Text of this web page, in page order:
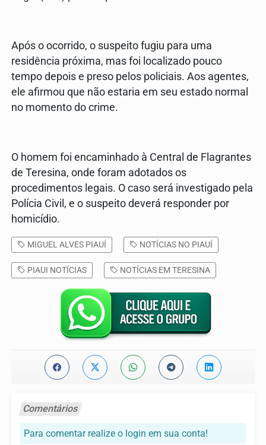
Após o ocorrido, o suspeito fugiu para uma
residência próxima, mas foi localizado pouco
tempo depois e preso pelos policiais. Aos agentes,
ele afirmou que não estaria em seu estado normal
no momento do crime.
O homem foi encaminhado à Central de Flagrantes
de Teresina, onde foram adotados os
procedimentos legais. O caso será investigado pela
Polícia Civil, e o suspeito deverá responder por
homicídio.
MIGUEL ALVES PIAUÍ NOTÍCIAS NO PIAUÍ
PIAUI NOTÍCIAS NOTÍCIAS EM TERESINA
Comentários
Para comentar realize o login em sua conta!